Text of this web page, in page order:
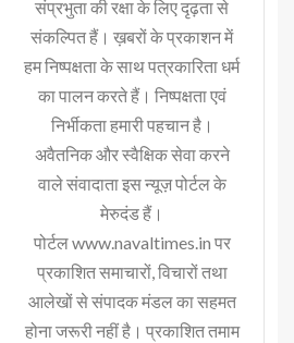
संप्रभुता की रक्षा के लिए दृढ़ता से
संकल्पित हैं। ख़बरों के प्रकाशन में
हम निष्पक्षता के साथ पत्रकारिता धर्म
का पालन करते हैं। निष्पक्षता एवं
निर्भीकता हमारी पहचान है।
अवैतनिक और स्वैक्षिक सेवा करने
वाले संवादाता इस न्यूज़ पोर्टल के
मेरुदंड हैं।
पोर्टल www.navaltimes.in पर
प्रकाशित समाचारों, विचारों तथा
आलेखों से संपादक मंडल का सहमत
होना जरूरी नहीं है। प्रकाशित तमाम